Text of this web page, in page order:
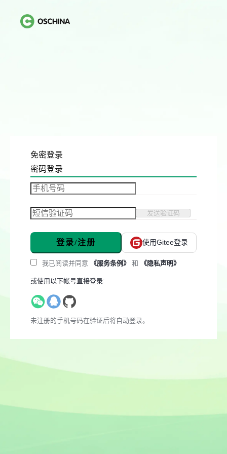
免密登录
密码登录
发送验证码
登录/注册 使用Gitee登录
我已阅读并同意 《服务条例》 和 《隐私声明》
或使用以下帐号直接登录:
未注册的手机号码在验证后将自动登录。